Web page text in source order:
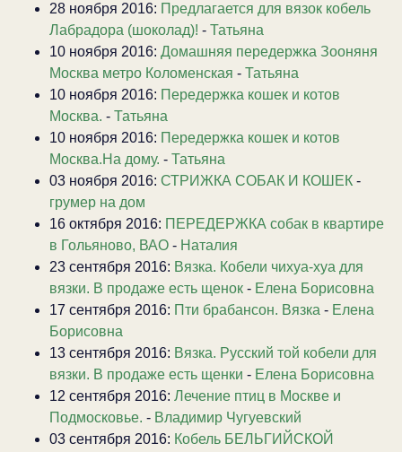
28 ноября 2016: Предлагается для вязок кобель
Лабрадора (шоколад)! - Татьяна
10 ноября 2016: Домашняя передержка Зооняня
Москва метро Коломенская - Татьяна
10 ноября 2016: Передержка кошек и котов
Москва. - Татьяна
10 ноября 2016: Передержка кошек и котов
Москва.На дому. - Татьяна
03 ноября 2016: СТРИЖКА СОБАК И КОШЕК -
грумер на дом
16 октября 2016: ПЕРЕДЕРЖКА собак в квартире
в Гольяново, ВАО - Наталия
23 сентября 2016: Вязка. Кобели чихуа-хуа для
вязки. В продаже есть щенок - Елена Борисовна
17 сентября 2016: Пти брабансон. Вязка - Елена
Борисовна
13 сентября 2016: Вязка. Русский той кобели для
вязки. В продаже есть щенки - Елена Борисовна
12 сентября 2016: Лечение птиц в Москве и
Подмосковье. - Владимир Чугуевский
03 сентября 2016: Кобель БЕЛЬГИЙСКОЙ